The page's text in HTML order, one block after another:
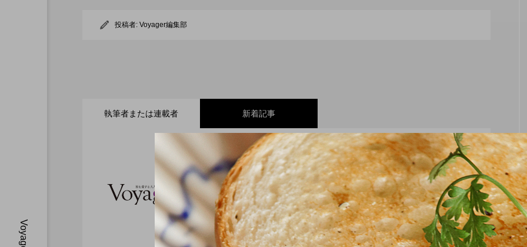
投稿者: Voyager編集部
執筆者または連載者 新着記事
Voyager編集部
Voyager は旅を愛し、旅で生かされる" 大人" のためのWeb マガジンで
す。40 代、50 代の旅を愛する男女のための提案、情報をお届けしま
す。
2026.07.30 全室オーシャンフロント！舞浜に充実のリゾートホテル開業 GRAND
MONday Resort 東京ベイ舞浜
2026.07.28 ガーデンバーベキューがリニューアル！今年の夏はラグジュアリーなBBQ体験
を ヒルトン成田
2026.07.26 渋谷の真ん中に誕生！築50年のヴィンテージビルをライフスタイルホテルに